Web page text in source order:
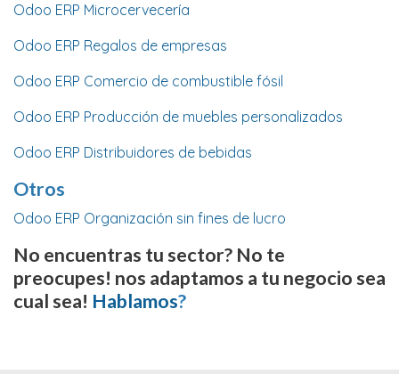
Odoo ERP Microcervecería
Odoo ERP Regalos de empresas
Odoo ERP Comercio de combustible fósil
Odoo ERP Producción de muebles personalizados
Odoo ERP Distribuidores de bebidas
Otros
Odoo ERP Organización sin fines de lucro
No encuentras tu sector? No te
preocupes! nos adaptamos a tu negocio sea
cual sea! Hablamos?